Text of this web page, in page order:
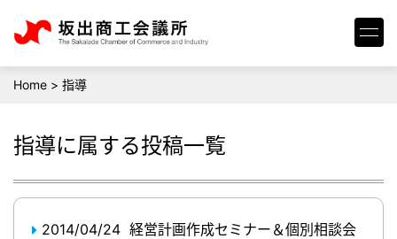
Home > 指導
指導に属する投稿一覧
2014/04/24 経営計画作成セミナー＆個別相談会